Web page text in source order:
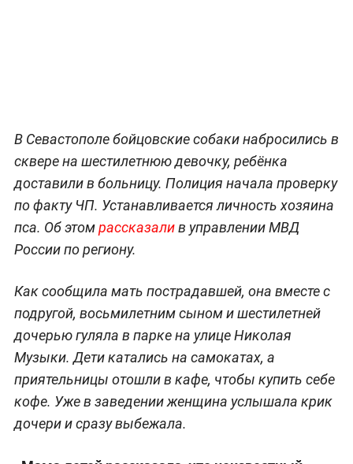
В Севастополе бойцовские собаки набросились в
сквере на шестилетнюю девочку, ребёнка
доставили в больницу. Полиция начала проверку
по факту ЧП. Устанавливается личность хозяина
пса. Об этомрассказалив управлении МВД
России по региону.
Как сообщила мать пострадавшей, она вместе с
подругой, восьмилетним сыном и шестилетней
дочерью гуляла в парке на улице Николая
Музыки. Дети катались на самокатах, а
приятельницы отошли в кафе, чтобы купить себе
кофе. Уже в заведении женщина услышала крик
дочери и сразу выбежала.